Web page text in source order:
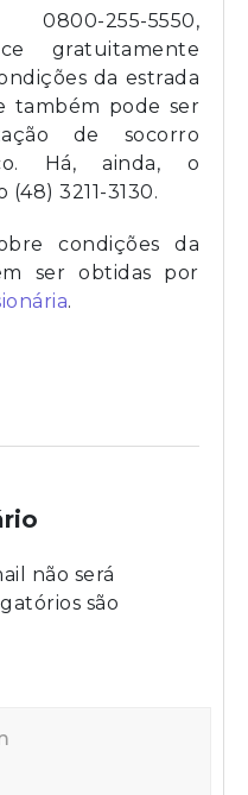
255-5550,
gratuitamente
da estrada
também pode ser
de socorro
Há, ainda, o
3211-3130.
condições da
ser obtidas por
.
não será
são